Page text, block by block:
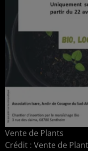
Vente de Plants
Crédit : Vente de